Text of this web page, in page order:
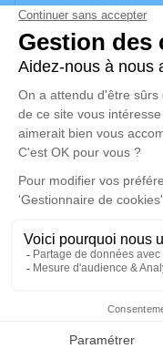
Faire-part
laisser vos
souvenirs, une
pensées à travers
endroit est un lieu
mémoire de
Un service de
disponible ici
Cérémonie
Crématorium
Route de la